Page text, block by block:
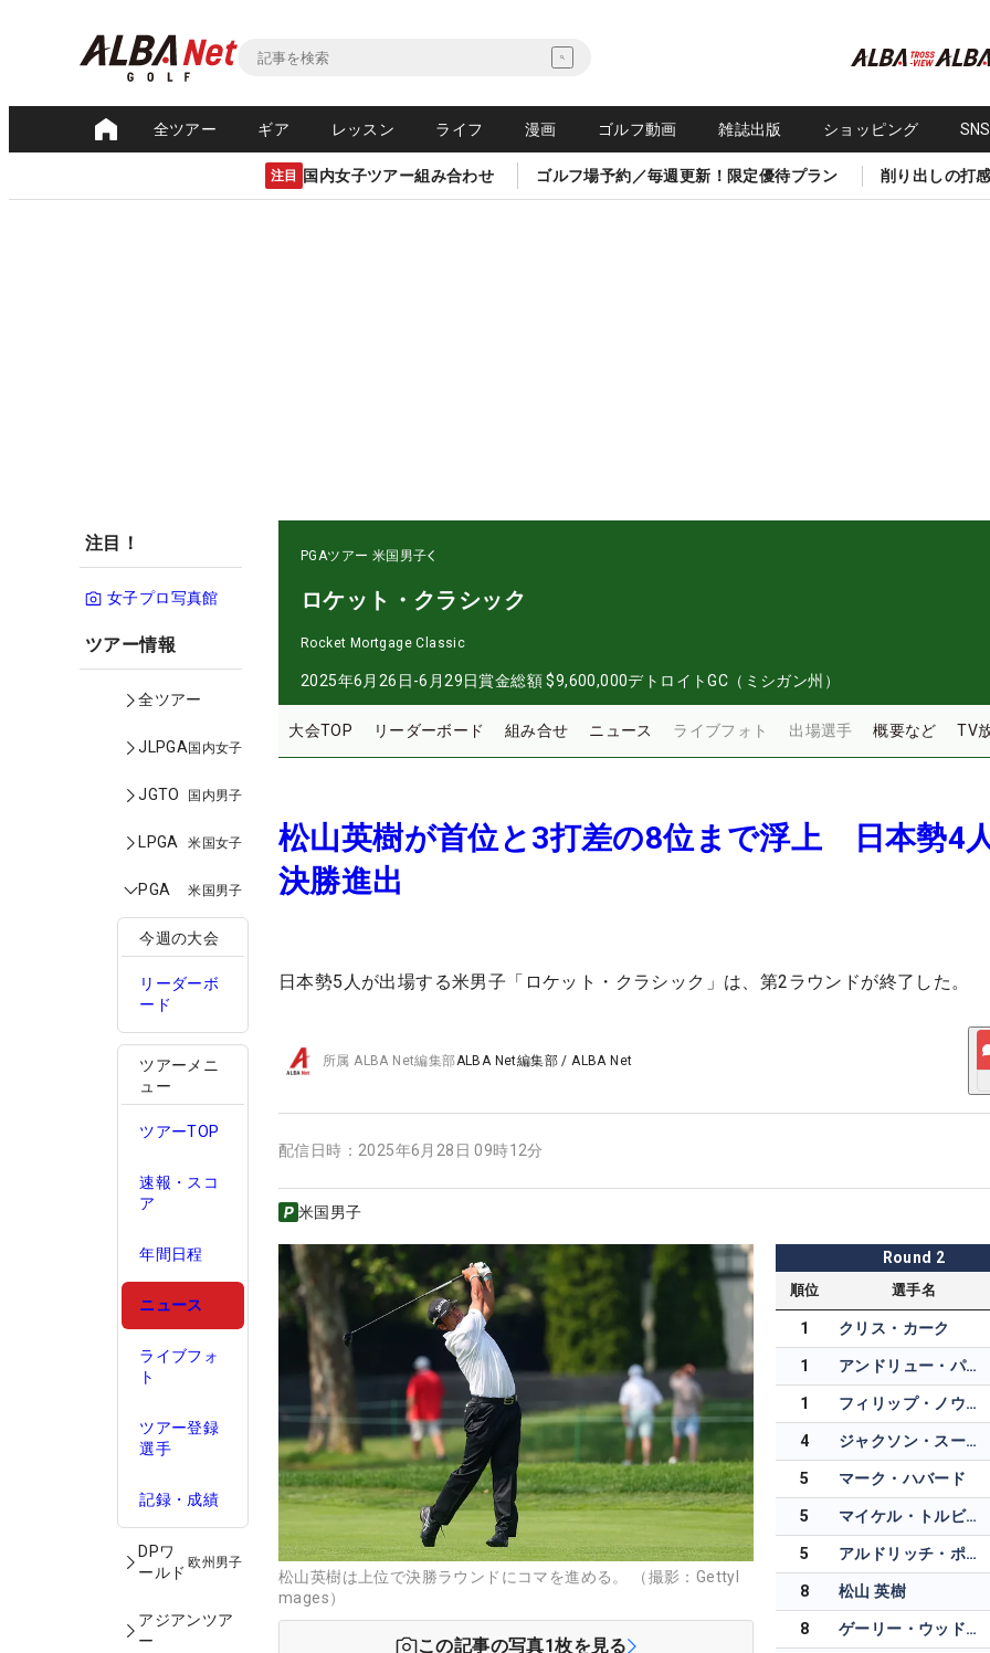
全ツアー ギア レッスン ライフ 漫画 ゴルフ動画 雑誌出版 ショッピング
注目 国内女子ツアー組み合わせ ゴルフ場予約／毎週更新！限定優待プラン 削り出しの打
注目！
女子プロ写真館
ツアー情報
全ツアー
JLPGA国内女子
JGTO 国内男子
LPGA 米国女子
PGA 米国男子
今週の大会
リーダーボ
ード
ツアーメニ
ュー
ツアーTOP
速報・スコ
ア
年間日程
ニュース
ライブフォ
ト
ツアー登録
選手
記録・成績
DPワ
ールド
欧州男子
アジアンツア
ー
PGAツアー 米国男子
ロケット・クラシック
Rocket Mortgage Classic
2025年6月26日-6月29日賞金総額 $9,600,000デトロイトGC（ミシガン州）
大会TOP リーダーボード 組み合せ ニュース ライブフォト 出場選手 概要など TV
松山英樹が首位と3打差の8位まで浮上 日本勢4
決勝進出
日本勢5人が出場する米男子「ロケット・クラシック」は、第2ラウンドが終了した。
所属ALBA Net編集部ALBA Net編集部 /ALBA Net
配信日時： 2025年6月28日 09時12分
米国男子
松山英樹は上位で決勝ラウンドにコマを進める。 （撮影：GettyI
mages）
この記事の写真1枚を見る
Round 2
順位 選手名
1 クリス・カーク
1 アンドリュー・パットナム
1 フィリップ・ノウルズ
4 ジャクソン・スーバー
5 マーク・ハバード
5 マイケル・トルビョンセン
5 アルドリッチ・ポトギーター
8 松山 英樹
8 ゲーリー・ウッドランド